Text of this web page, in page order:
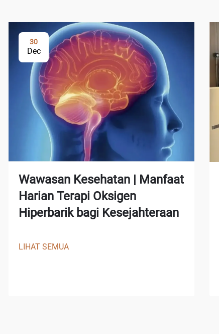
30
Dec
Wawasan Kesehatan | Manfaat
Harian Terapi Oksigen
Hiperbarik bagi Kesejahteraan
LIHAT SEMUA